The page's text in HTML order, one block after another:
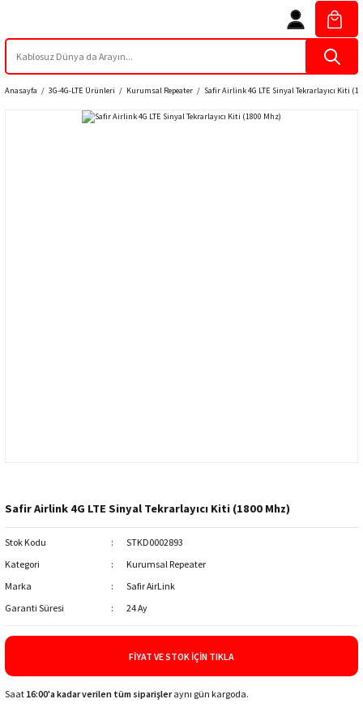
Anasayfa 3G-4G-LTE Ürünleri Kurumsal Repeater Safir Airlink 4G LTE Sinyal Tekrarlayıcı Kiti
Safir Airlink 4G LTE Sinyal Tekrarlayıcı Kiti (1800 Mhz)
Stok Kodu
STKD0002893
Kategori
Kurumsal Repeater
Marka
Safir AirLink
Garanti Süresi
24 Ay
FIYAT VE STOK İÇIN TIKLA
Saat 16:00'a kadar verilen tüm siparişleraynı gün kargoda.